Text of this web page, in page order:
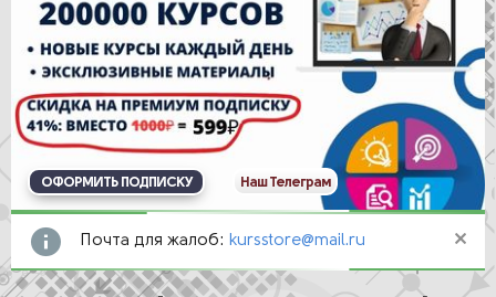
ОФОРМИТЬ ПОДПИСКУ Наш Телеграм
Почта для жалоб: kursstore@mail.ru